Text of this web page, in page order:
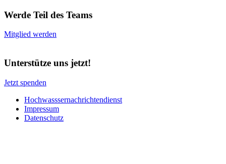
Werde Teil des Teams
Mitglied werden
Unterstütze uns jetzt!
Jetzt spenden
Hochwasssernachrichtendienst
Impressum
Datenschutz